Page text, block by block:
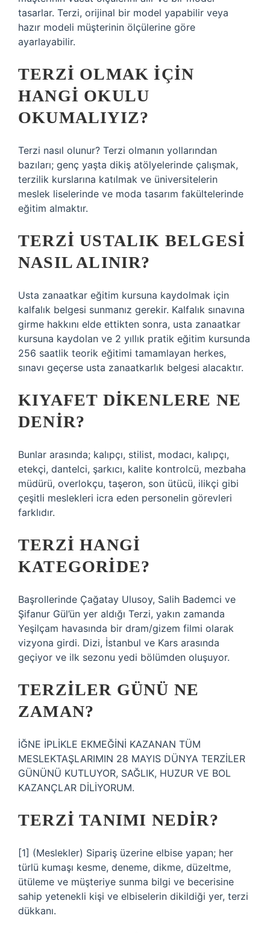
tasarlar. Terzi, orijinal bir model yapabilir veya
hazır modeli müşterinin ölçülerine göre
ayarlayabilir.
TERZI OLMAK IÇIN
HANGI OKULU
OKUMALIYIZ?
Terzi nasıl olunur? Terzi olmanın yollarından
bazıları; genç yaşta dikiş atölyelerinde çalışmak,
terzilik kurslarına katılmak ve üniversitelerin
meslek liselerinde ve moda tasarım fakültelerinde
eğitim almaktır.
TERZI USTALIK BELGESI
NASIL ALINIR?
Usta zanaatkar eğitim kursuna kaydolmak için
kalfalık belgesi sunmanız gerekir. Kalfalık sınavına
girme hakkını elde ettikten sonra, usta zanaatkar
kursuna kaydolan ve 2 yıllık pratik eğitim kursunda
256 saatlik teorik eğitimi tamamlayan herkes,
sınavı geçerse usta zanaatkarlık belgesi alacaktır.
KIYAFET DIKENLERE NE
DENIR?
Bunlar arasında; kalıpçı, stilist, modacı, kalıpçı,
etekçi, dantelci, şarkıcı, kalite kontrolcü, mezbaha
müdürü, overlokçu, taşeron, son ütücü, ilikçi gibi
çeşitli meslekleri icra eden personelin görevleri
farklıdır.
TERZI HANGI
KATEGORIDE?
Başrollerinde Çağatay Ulusoy, Salih Bademci ve
Şifanur Gül’ün yer aldığı Terzi, yakın zamanda
Yeşilçam havasında bir dram/gizem filmi olarak
vizyona girdi. Dizi, İstanbul ve Kars arasında
geçiyor ve ilk sezonu yedi bölümden oluşuyor.
TERZILER GÜNÜ NE
ZAMAN?
İĞNE İPLİKLE EKMEĞİNİ KAZANAN TÜM
MESLEKTAŞLARIMIN 28 MAYIS DÜNYA TERZİLER
GÜNÜNÜ KUTLUYOR, SAĞLIK, HUZUR VE BOL
KAZANÇLAR DİLİYORUM.
TERZI TANIMI NEDIR?
[1] (Meslekler) Sipariş üzerine elbise yapan; her
türlü kumaşı kesme, deneme, dikme, düzeltme,
ütüleme ve müşteriye sunma bilgi ve becerisine
sahip yetenekli kişi ve elbiselerin dikildiği yer, terzi
dükkanı.